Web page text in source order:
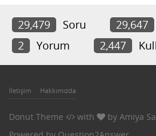
29,479 Soru 29,647
2
Yorum 2,447
İletişim Hakkımızda
Donut Theme with by Amiya